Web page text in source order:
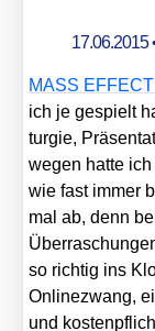
17.06.2015
MASS
ich je gespielt
tur­gie,
we­gen hat­te
wie fast immer
mal ab, denn
so rich­tig ins
Online­zwang,
und